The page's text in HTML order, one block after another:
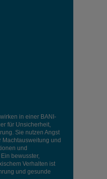
in einer BANI-
für Unsicherheit,
Sie nutzen Angst
Machtausweitung und
und
bewusster,
Verhalten ist
und gesunde